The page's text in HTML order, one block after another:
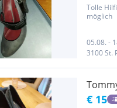
Tolle
möglich
05.08. -
3100 St.
€ 15